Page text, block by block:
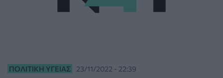
ΠΟΛΙΤΙΚΉ ΥΓΕΊΑΣ 23/11/2022 - 22:39